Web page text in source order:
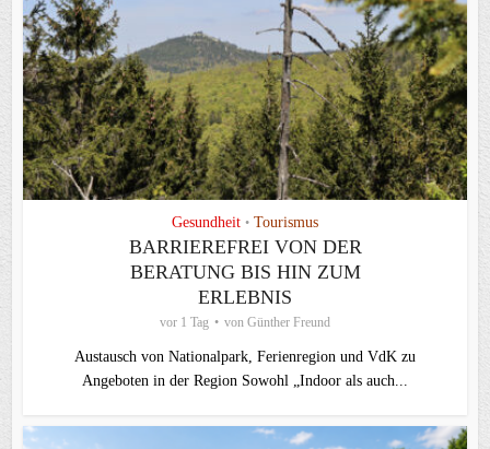
Gesundheit • Tourismus
BARRIEREFREI VON DER
BERATUNG BIS HIN ZUM
ERLEBNIS
vor 1 Tag von Günther Freund
Austausch von Nationalpark, Ferienregion und VdK zu
Angeboten in der Region Sowohl „Indoor als auch...